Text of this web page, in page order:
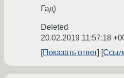
Гад)
Deleted
20.02.2019 11:57:18
Показать ответ